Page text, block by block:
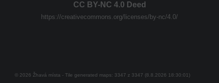
CC BY-NC 4.0 Deed
https://creativecommons.org/licenses/by-nc/4.0/
© 2026 Žhavá místa - Tile generated maps: 3347 z 3347 (8.8.2026 18:30:01)